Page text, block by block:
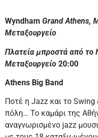
Wyndham Grand Athens,
Μεταξουργείο
Πλατεία μπροστά από το
Μεταξουργείο 20:00
Αthens Big Band
Ποτέ η Jazz και το
πόλη… Το καμάρι της
αναγνωρισμένο jazz